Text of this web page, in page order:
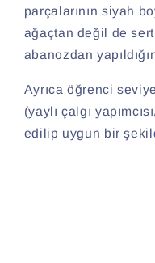
parçalarının siyah
ağaçtan değil de
abanozdan
Ayrıca öğrenci
(yaylı çalgı
edilip uygun bir